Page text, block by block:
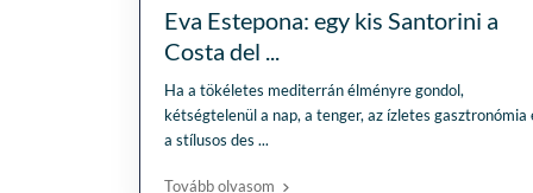
Eva Estepona: egy kis Santorini a
Costa del ...
Ha a tökéletes mediterrán élményre gondol,
kétségtelenül a nap, a tenger, az ízletes gasztronómia
a stílusos des ...
Tovább olvasom